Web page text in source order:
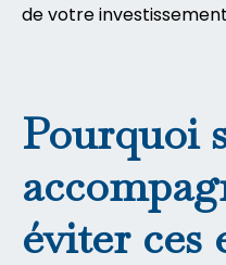
de votre
Pourquoi
éviter ces